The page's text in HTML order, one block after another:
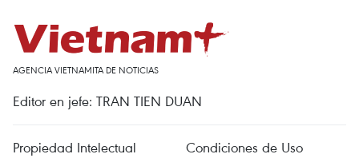
AGENCIA VIETNAMITA DE NOTICIAS
Editor en jefe: TRAN TIEN DUAN
Propiedad Intelectual
Condiciones de Uso